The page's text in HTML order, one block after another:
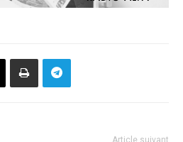
Article suivant